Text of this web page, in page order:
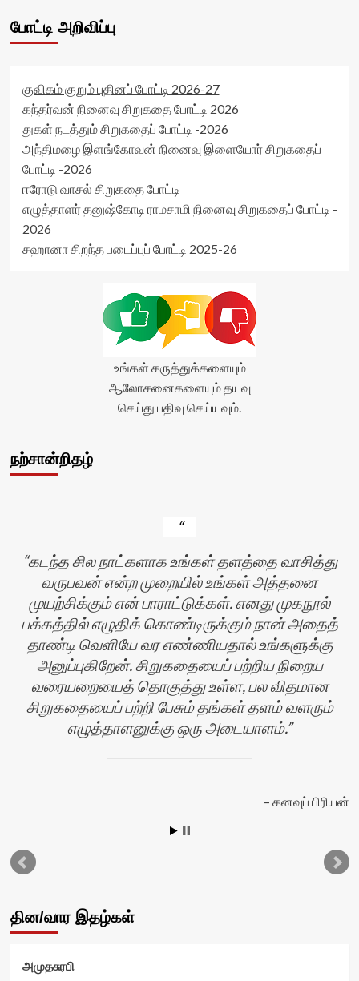
<span
class='yasr-
average'>0
(0)
</span>
</div>
8a8bc57660a70'
rater-
starsize='16'
data-
rater-
postid='26099'
data-
rater-
readonly='true'
data-
>
class='yasr-
stars-
average'>0
</span>
போட்டி அறிவிப்பு
குவிகம் குறும் புதினப் போட்டி 2026-27
கந்தர்வன் நினைவு சிறுகதை போட்டி 2026
துகள் நடத்தும் சிறுகதைப் போட்டி -2026
அந்திமழை இளங்கோவன் நினைவு இளையோர் சிறுகதைப்
போட்டி -2026
ஈரோடு வாசல் சிறுகதை போட்டி
எழுத்தாளர் தனுஷ்கோடி ராமசாமி நினைவு சிறுகதைப் போட்டி -
2026
சஹானா சிறந்த படைப்புப் போட்டி 2025-26
உங்கள் கருத்துக்களையும்
ஆலோசனைகளையும் தயவு
செய்து பதிவு செய்யவும்.
நற்சான்றிதழ்
கடந்த சில நாட்களாக உங்கள் தளத்தை வாசித்து
வருபவன் என்ற முறையில் உங்கள் அத்தனை
முயற்சிக்கும் என் பாராட்டுக்கள். எனது முகநூல்
பக்கத்தில் எழுதிக் கொண்டிருக்கும் நான் அதைத்
தாண்டி வெளியே வர எண்ணியதால் உங்களுக்கு
அனுப்புகிறேன். சிறுகதையைப் பற்றிய நிறைய
வரையறையைத் தொகுத்து உள்ள, பல விதமான
சிறுகதையைப் பற்றி பேசும் தங்கள் தளம் வளரும்
எழுத்தாளனுக்கு ஒரு அடையாளம்.
கனவுப் பிரியன்
தின/வார இதழ்கள்
அமுதசுரபி